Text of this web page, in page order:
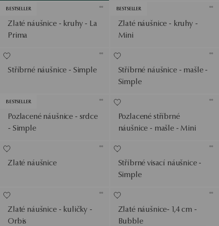
BESTSELLER
Zlaté náušnice - kruhy - La
Prima
BESTSELLER
Zlaté náušnice - kruhy -
Mini
Stříbrné náušnice - Simple
Stříbrné náušnice - mašle -
Simple
BESTSELLER
Pozlacené náušnice - srdce
- Simple
Pozlacené stříbrné
náušnice - mašle - Mini
Zlaté náušnice
Stříbrné visací náušnice -
Simple
Zlaté náušnice - kuličky -
Orbis
Zlaté náušnice- 1,4 cm -
Bubble